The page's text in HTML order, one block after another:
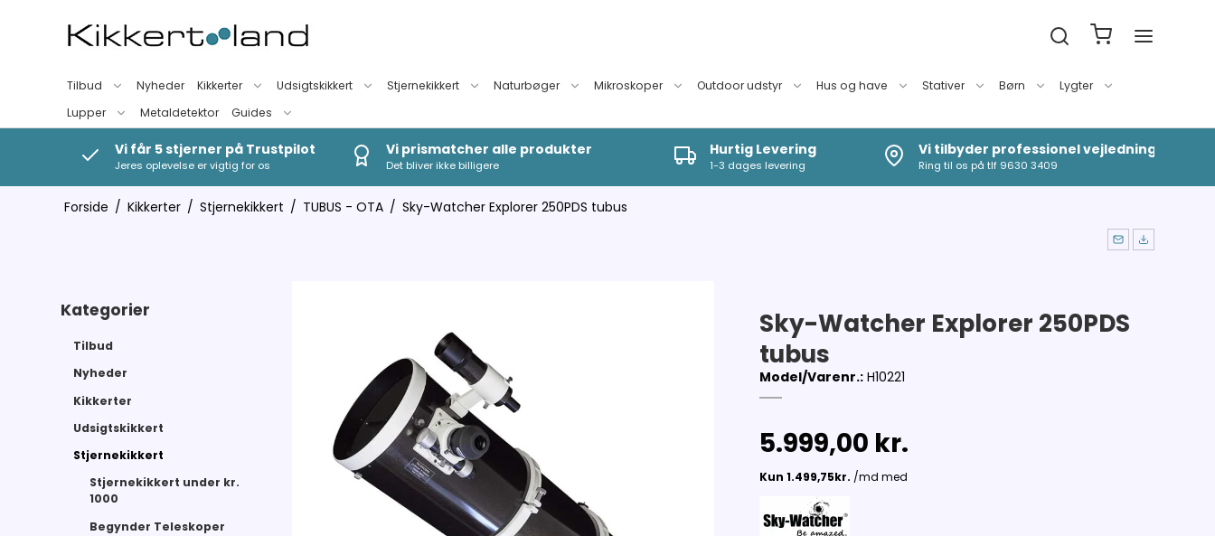
Tilbud Nyheder Kikkerter Udsigtskikkert Stjernekikkert Naturbøger Mikroskoper Outdoor udstyr Hus og have Stativer Børn
Lygter
Lupper
Metaldetektor Guides
Vi får 5 stjerner på Trustpilot
Jeres oplevelse er vigtig for os
Vi prismatcher alle produkter
Det bliver ikke billigere
Hurtig Levering
1-3 dages levering
Vi tilbyder professionel vejledning
Ring til os på tlf 9630 3409
Forside / Kikkerter / Stjernekikkert / TUBUS - OTA / Sky-Watcher Explorer 250PDS tubus
Kategorier
Tilbud
Nyheder
Kikkerter
Udsigtskikkert
Stjernekikkert
Stjernekikkert under kr.
1000
Begynder Teleskoper
Sky-Watcher Explorer 250PDS
tubus
Model/Varenr.: H10221
5.999,00 kr.